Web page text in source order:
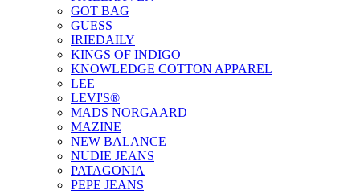
GOT BAG
GUESS
IRIEDAILY
KINGS OF INDIGO
KNOWLEDGE COTTON APPAREL
LEE
LEVI'S®
MADS NORGAARD
MAZINE
NEW BALANCE
NUDIE JEANS
PATAGONIA
PEPE JEANS